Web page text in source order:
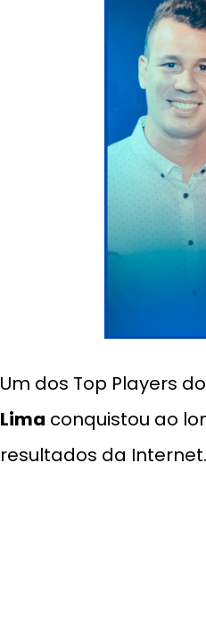
Um dos Top Players
Lima conquistou ao
resultados da Internet.